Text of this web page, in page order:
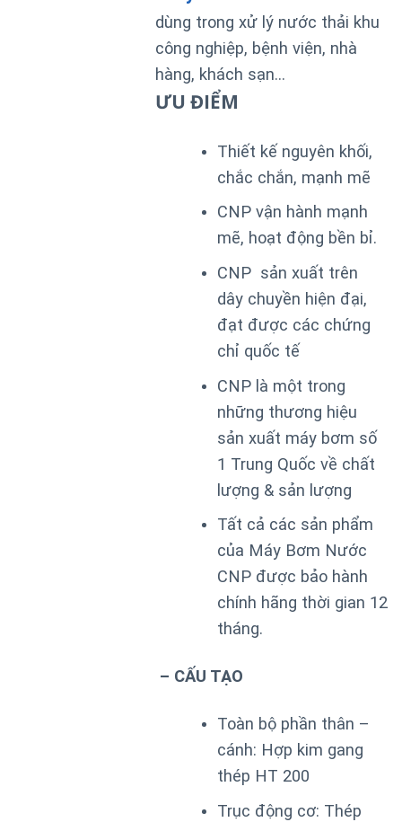
dùng trong xử lý nước thải khu
công nghiệp, bệnh viện, nhà
hàng, khách sạn…
ƯU ĐIỂM
Thiết kế nguyên khối,
chắc chắn, mạnh mẽ
CNP vận hành mạnh
mẽ, hoạt động bền bỉ.
CNP sản xuất trên
dây chuyền hiện đại,
đạt được các chứng
chỉ quốc tế
CNP là một trong
những thương hiệu
sản xuất máy bơm số
1 Trung Quốc về chất
lượng & sản lượng
Tất cả các sản phẩm
của Máy Bơm Nước
CNP được bảo hành
chính hãng thời gian 12
tháng.
– CẤU TẠO
Toàn bộ phần thân –
cánh: Hợp kim gang
thép HT 200
Trục động cơ: Thép